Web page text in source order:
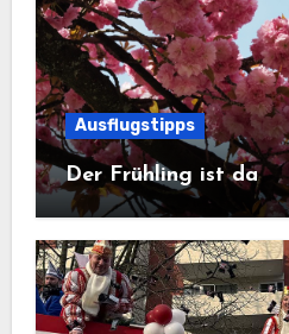
Ausflugstipps
Der Frühling ist da